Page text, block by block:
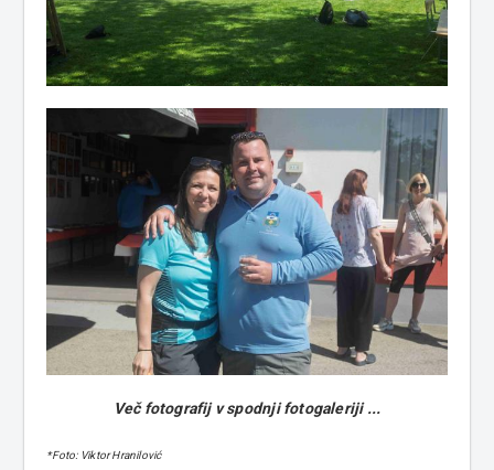
Več fotografij v spodnji fotogaleriji ...
*Foto: Viktor Hranilović